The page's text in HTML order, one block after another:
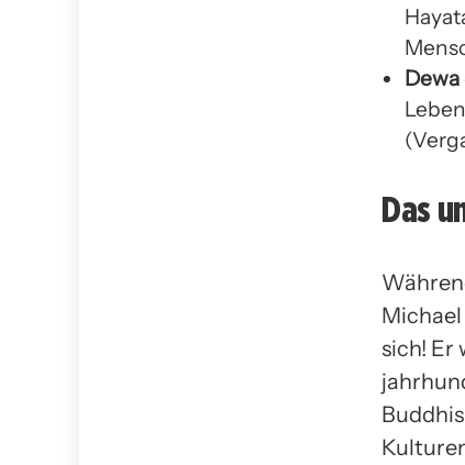
Dewa
Das
sich! Er